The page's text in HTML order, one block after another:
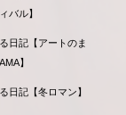
バル】
日記【アートのま
】
日記【冬ロマン】